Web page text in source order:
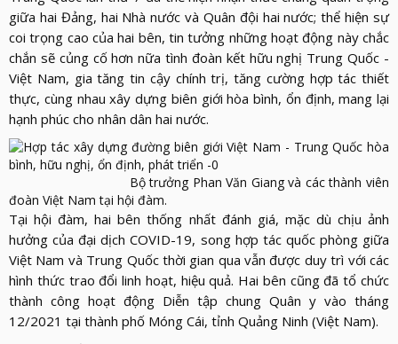
giữa hai Đảng, hai Nhà nước và Quân đội hai nước; thể hiện sự
coi trọng cao của hai bên, tin tưởng những hoạt động này chắc
chắn sẽ củng cố hơn nữa tình đoàn kết hữu nghị Trung Quốc -
Việt Nam, gia tăng tin cậy chính trị, tăng cường hợp tác thiết
thực, cùng nhau xây dựng biên giới hòa bình, ổn định, mang lại
hạnh phúc cho nhân dân hai nước.
Bộ trưởng Phan Văn Giang và các thành viên
đoàn Việt Nam tại hội đàm.
Tại hội đàm, hai bên thống nhất đánh giá, mặc dù chịu ảnh
hưởng của đại dịch COVID-19, song hợp tác quốc phòng giữa
Việt Nam và Trung Quốc thời gian qua vẫn được duy trì với các
hình thức trao đổi linh hoạt, hiệu quả. Hai bên cũng đã tổ chức
thành công hoạt động Diễn tập chung Quân y vào tháng
12/2021 tại thành phố Móng Cái, tỉnh Quảng Ninh (Việt Nam).